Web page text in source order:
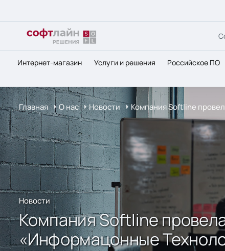
Интернет-магазин Услуги и решения Российское ПО
Главная О нас Новости Компания Softline
Новости
Компания Softline
«Информацонные